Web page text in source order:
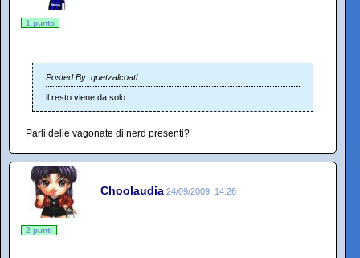
1 punto
Posted By: quetzalcoatl
il resto viene da solo.
Parli delle vagonate di nerd presenti?
Choolaudia 24/09/2009, 14:26
2 punti